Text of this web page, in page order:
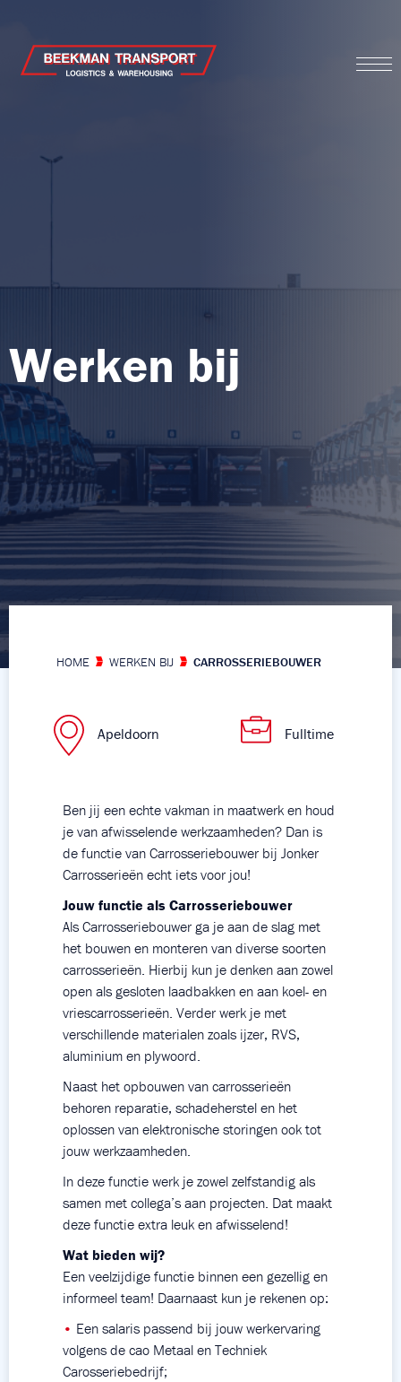
Werken bij
HOME WERKEN BIJ CARROSSERIEBOUWER
Apeldoorn Fulltime
Ben jij een echte vakman in maatwerk en houd
je van afwisselende werkzaamheden? Dan is
de functie van Carrosseriebouwer bij Jonker
Carrosserieën echt iets voor jou!
Jouw functie als Carrosseriebouwer
Als Carrosseriebouwer ga je aan de slag met
het bouwen en monteren van diverse soorten
carrosserieën. Hierbij kun je denken aan zowel
open als gesloten laadbakken en aan koel- en
vriescarrosserieën. Verder werk je met
verschillende materialen zoals ijzer, RVS,
aluminium en plywoord.
Naast het opbouwen van carrosserieën
behoren reparatie, schadeherstel en het
oplossen van elektronische storingen ook tot
jouw werkzaamheden.
In deze functie werk je zowel zelfstandig als
samen met collega’s aan projecten. Dat maakt
deze functie extra leuk en afwisselend!
Wat bieden wij?
Een veelzijdige functie binnen een gezellig en
informeel team! Daarnaast kun je rekenen op:
• Een salaris passend bij jouw werkervaring
volgens de cao Metaal en Techniek
Carosseriebedrijf;